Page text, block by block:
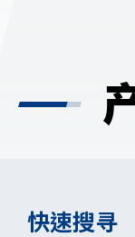
消息回顾
快速搜寻